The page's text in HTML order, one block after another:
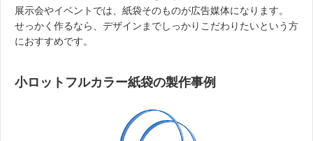
展示会やイベントでは、紙袋そのものが広告媒体になります。
せっかく作るなら、デザインまでしっかりこだわりたいという方
におすすめです。
小ロットフルカラー紙袋の製作事例